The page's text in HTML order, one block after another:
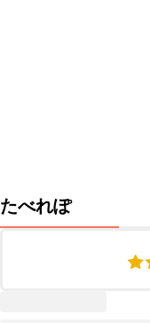
たべれぽ